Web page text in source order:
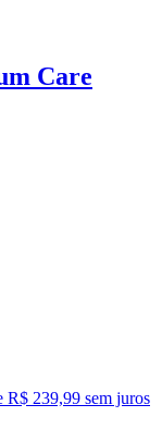
Care
R$ 239,99 sem juros